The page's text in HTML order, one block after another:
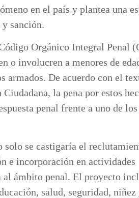
en el país y plantea una
sanción.
Orgánico Integral Penal
o involucren a menores de
armados. De acuerdo con el
la pena por estos
penal frente a uno de
solo se castigaría el
e incorporación en actividades
ámbito penal. El proyecto
salud, seguridad, niñez